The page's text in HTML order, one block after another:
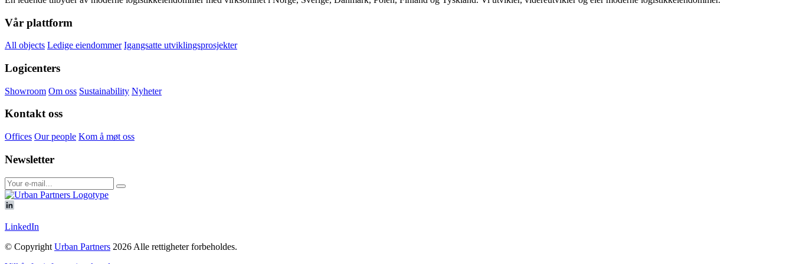
Vår plattform
All objects Ledige eiendommer Igangsatte utviklingsprosjekter
Logicenters
Showroom Om oss Sustainability Nyheter
Kontakt oss
Offices Our people Kom å møt oss
Newsletter
LinkedIn
© Copyright Urban Partners 2026 Alle rettigheter forbeholdes.